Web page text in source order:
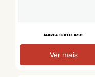
MARCA TEXTO AZUL
Ver mais